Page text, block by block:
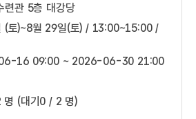
련관 5층 대강당
(토)~8월 29일(토) / 13:00~15:00 /
16 09:00 ~ 2026-06-30 21:00
(대기0 / 2 명)